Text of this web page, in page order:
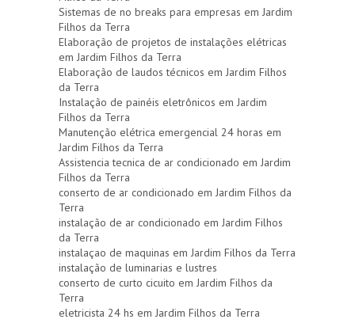
Sistemas de no breaks para empresas em Jardim
Filhos da Terra
Elaboração de projetos de instalações elétricas
em Jardim Filhos da Terra
Elaboração de laudos técnicos em Jardim Filhos
da Terra
Instalação de painéis eletrônicos em Jardim
Filhos da Terra
Manutenção elétrica emergencial 24 horas em
Jardim Filhos da Terra
Assistencia tecnica de ar condicionado em Jardim
Filhos da Terra
conserto de ar condicionado em Jardim Filhos da
Terra
instalação de ar condicionado em Jardim Filhos
da Terra
instalaçao de maquinas em Jardim Filhos da Terra
instalação de luminarias e lustres
conserto de curto cicuito em Jardim Filhos da
Terra
eletricista 24 hs em Jardim Filhos da Terra